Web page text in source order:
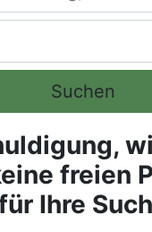
Suchen
freien
Ihre